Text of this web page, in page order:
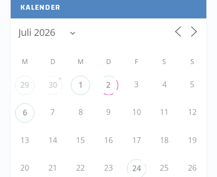
KALENDER
M D M D F S S
29 30
+
1 2 3 4 5
6 7 8 9 10 11 12
13 14 15 16 17 18 19
20 21 22 23 24 25 26